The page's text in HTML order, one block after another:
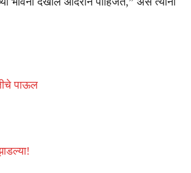
पाऊल